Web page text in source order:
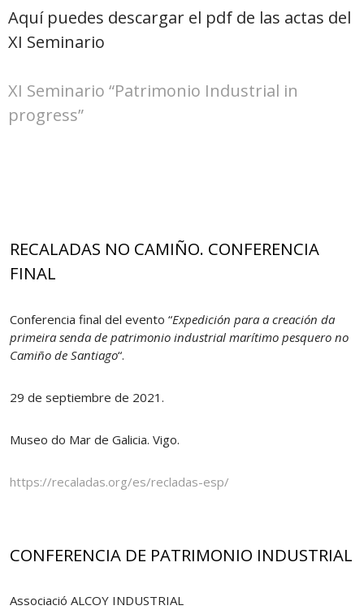
Aquí puedes descargar el pdf de las actas del
XI Seminario
XI Seminario “Patrimonio Industrial in
progress”
RECALADAS NO CAMIÑO. CONFERENCIA
FINAL
Conferencia final del evento “Expedición para a creación da
primeira senda de patrimonio industrial marítimo pesquero no
Camiño de Santiago“.
29 de septiembre de 2021.
Museo do Mar de Galicia. Vigo.
https://recaladas.org/es/recladas-esp/
CONFERENCIA DE PATRIMONIO INDUSTRIAL
Associació ALCOY INDUSTRIAL